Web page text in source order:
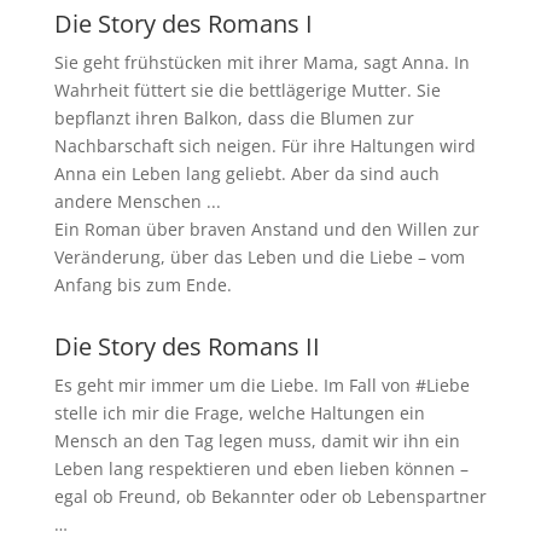
Die Story des Romans I
Sie geht frühstücken mit ihrer Mama, sagt Anna. In
Wahrheit füttert sie die bettlägerige Mutter. Sie
bepflanzt ihren Balkon, dass die Blumen zur
Nachbarschaft sich neigen. Für ihre Haltungen wird
Anna ein Leben lang geliebt. Aber da sind auch
andere Menschen ...
Ein Roman über braven Anstand und den Willen zur
Veränderung, über das Leben und die Liebe – vom
Anfang bis zum Ende.
Die Story des Romans II
Es geht mir immer um die Liebe. Im Fall von #Liebe
stelle ich mir die Frage, welche Haltungen ein
Mensch an den Tag legen muss, damit wir ihn ein
Leben lang respektieren und eben lieben können –
egal ob Freund, ob Bekannter oder ob Lebenspartner
…